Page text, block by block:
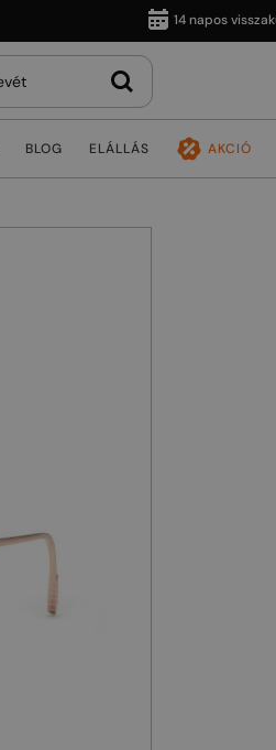
14 napos visszaküldés
BLOG ELÁLLÁS AKCIÓ